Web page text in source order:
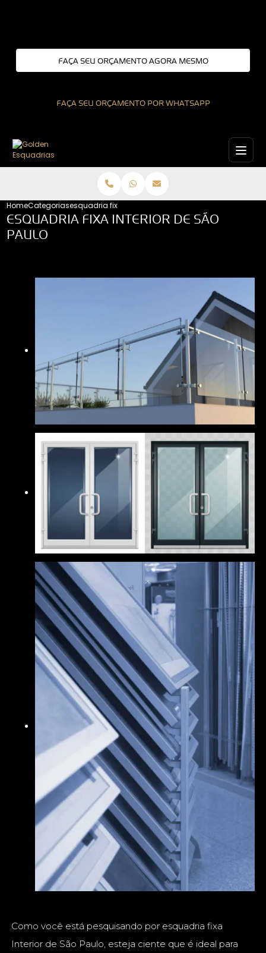
FAÇA SEU ORÇAMENTO AGORA MESMO
FAÇA SEU ORÇAMENTO POR WHATSAPP
HomeCategoriasesquadria fixa interior de sao paulo
ESQUADRIA FIXA INTERIOR DE SÃO
PAULO
Como você está pesquisando por esquadria fixa
Interior de São Paulo, esteja ciente que é ideal para